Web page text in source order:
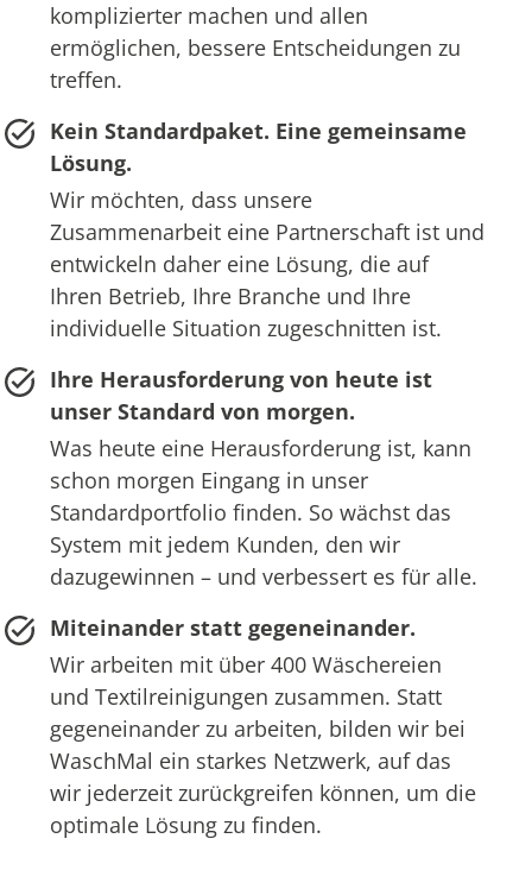
komplizierter machen und allen
ermöglichen, bessere Entscheidungen zu
treffen.
Kein Standardpaket. Eine gemeinsame
Lösung.
Wir möchten, dass unsere
Zusammenarbeit eine Partnerschaft ist und
entwickeln daher eine Lösung, die auf
Ihren Betrieb, Ihre Branche und Ihre
individuelle Situation zugeschnitten ist.
Ihre Herausforderung von heute ist
unser Standard von morgen.
Was heute eine Herausforderung ist, kann
schon morgen Eingang in unser
Standardportfolio finden. So wächst das
System mit jedem Kunden, den wir
dazugewinnen – und verbessert es für alle.
Miteinander statt gegeneinander.
Wir arbeiten mit über 400 Wäschereien
und Textilreinigungen zusammen. Statt
gegeneinander zu arbeiten, bilden wir bei
WaschMal ein starkes Netzwerk, auf das
wir jederzeit zurückgreifen können, um die
optimale Lösung zu finden.